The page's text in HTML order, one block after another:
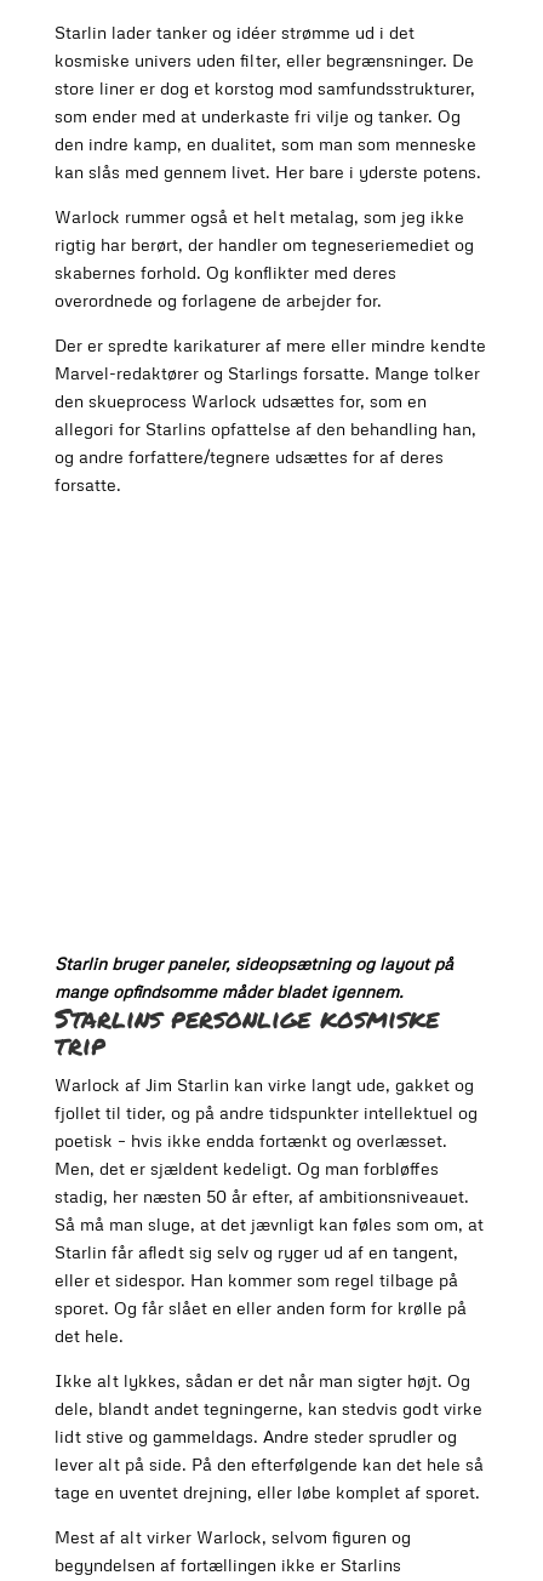
Starlin lader tanker og idéer strømme ud i det
kosmiske univers uden filter, eller begrænsninger. De
store liner er dog et korstog mod samfundsstrukturer,
som ender med at underkaste fri vilje og tanker. Og
den indre kamp, en dualitet, som man som menneske
kan slås med gennem livet. Her bare i yderste potens.
Warlock rummer også et helt metalag, som jeg ikke
rigtig har berørt, der handler om tegneseriemediet og
skabernes forhold. Og konflikter med deres
overordnede og forlagene de arbejder for.
Der er spredte karikaturer af mere eller mindre kendte
Marvel-redaktører og Starlings forsatte. Mange tolker
den skueprocess Warlock udsættes for, som en
allegori for Starlins opfattelse af den behandling han,
og andre forfattere/tegnere udsættes for af deres
forsatte.
Starlin bruger paneler, sideopsætning og layout på
mange opfindsomme måder bladet igennem.
Starlins personlige kosmiske
trip
Warlock af Jim Starlin kan virke langt ude, gakket og
fjollet til tider, og på andre tidspunkter intellektuel og
poetisk – hvis ikke endda fortænkt og overlæsset.
Men, det er sjældent kedeligt. Og man forbløffes
stadig, her næsten 50 år efter, af ambitionsniveauet.
Så må man sluge, at det jævnligt kan føles som om, at
Starlin får afledt sig selv og ryger ud af en tangent,
eller et sidespor. Han kommer som regel tilbage på
sporet. Og får slået en eller anden form for krølle på
det hele.
Ikke alt lykkes, sådan er det når man sigter højt. Og
dele, blandt andet tegningerne, kan stedvis godt virke
lidt stive og gammeldags. Andre steder sprudler og
lever alt på side. På den efterfølgende kan det hele så
tage en uventet drejning, eller løbe komplet af sporet.
Mest af alt virker Warlock, selvom figuren og
begyndelsen af fortællingen ikke er Starlins